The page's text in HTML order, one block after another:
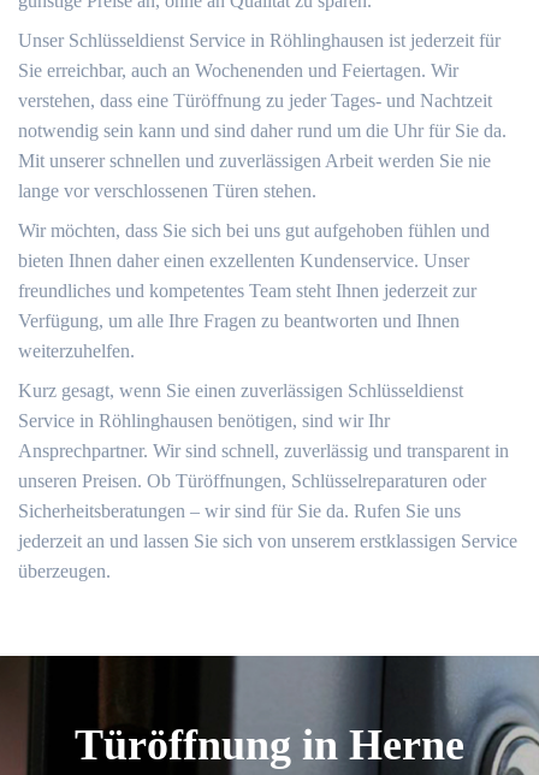
Unser Schlüsseldienst Service in Röhlinghausen ist jederzeit für
Sie erreichbar, auch an Wochenenden und Feiertagen. Wir
verstehen, dass eine Türöffnung zu jeder Tages- und Nachtzeit
notwendig sein kann und sind daher rund um die Uhr für Sie da.
Mit unserer schnellen und zuverlässigen Arbeit werden Sie nie
lange vor verschlossenen Türen stehen.
Wir möchten, dass Sie sich bei uns gut aufgehoben fühlen und
bieten Ihnen daher einen exzellenten Kundenservice. Unser
freundliches und kompetentes Team steht Ihnen jederzeit zur
Verfügung, um alle Ihre Fragen zu beantworten und Ihnen
weiterzuhelfen.
Kurz gesagt, wenn Sie einen zuverlässigen Schlüsseldienst
Service in Röhlinghausen benötigen, sind wir Ihr
Ansprechpartner. Wir sind schnell, zuverlässig und transparent in
unseren Preisen. Ob Türöffnungen, Schlüsselreparaturen oder
Sicherheitsberatungen – wir sind für Sie da. Rufen Sie uns
jederzeit an und lassen Sie sich von unserem erstklassigen Service
überzeugen.
Türöffnung in Herne